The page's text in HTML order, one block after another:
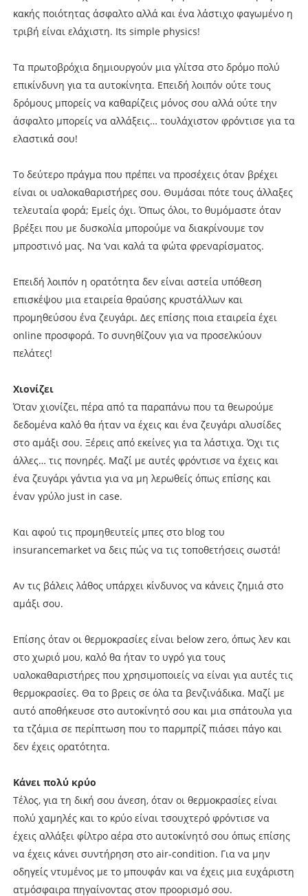
κακής ποιότητας άσφαλτο αλλά και ένα λάστιχο φαγωμένο η
τριβή είναι ελάχιστη. Its simple physics!
Τα πρωτοβρόχια δημιουργούν μια γλίτσα στο δρόμο πολύ
επικίνδυνη για τα αυτοκίνητα. Επειδή λοιπόν ούτε τους
δρόμους μπορείς να καθαρίζεις μόνος σου αλλά ούτε την
άσφαλτο μπορείς να αλλάξεις… τουλάχιστον φρόντισε για τα
ελαστικά σου!
Το δεύτερο πράγμα που πρέπει να προσέχεις όταν βρέχει
είναι οι υαλοκαθαριστήρες σου. Θυμάσαι πότε τους άλλαξες
τελευταία φορά; Εμείς όχι. Όπως όλοι, το θυμόμαστε όταν
βρέξει που με δυσκολία μπορούμε να διακρίνουμε τον
μπροστινό μας. Να ‘ναι καλά τα φώτα φρεναρίσματος.
Επειδή λοιπόν η ορατότητα δεν είναι αστεία υπόθεση
επισκέψου μια εταιρεία θραύσης κρυστάλλων και
προμηθεύσου ένα ζευγάρι. Δες επίσης ποια εταιρεία έχει
online προσφορά. Το συνηθίζουν για να προσελκύουν
πελάτες!
Χιονίζει
Όταν χιονίζει, πέρα από τα παραπάνω που τα θεωρούμε
δεδομένα καλό θα ήταν να έχεις και ένα ζευγάρι αλυσίδες
στο αμάξι σου. Ξέρεις από εκείνες για τα λάστιχα. Όχι τις
άλλες… τις πονηρές. Μαζί με αυτές φρόντισε να έχεις και
ένα ζευγάρι γάντια για να μη λερωθείς όπως επίσης και
έναν γρύλο just in case.
Και αφού τις προμηθευτείς μπες στο blog του
insurancemarket να δεις πώς να τις τοποθετήσεις σωστά!
Αν τις βάλεις λάθος υπάρχει κίνδυνος να κάνεις ζημιά στο
αμάξι σου.
Επίσης όταν οι θερμοκρασίες είναι below zero, όπως λεν και
στο χωριό μου, καλό θα ήταν το υγρό για τους
υαλοκαθαριστήρες που χρησιμοποιείς να είναι για αυτές τις
θερμοκρασίες. Θα το βρεις σε όλα τα βενζινάδικα. Μαζί με
αυτό αποθήκευσε στο αυτοκίνητό σου και μια σπάτουλα για
τα τζάμια σε περίπτωση που το παρμπρίζ πιάσει πάγο και
δεν έχεις ορατότητα.
Κάνει πολύ κρύο
Τέλος, για τη δική σου άνεση, όταν οι θερμοκρασίες είναι
πολύ χαμηλές και το κρύο είναι τσουχτερό φρόντισε να
έχεις αλλάξει φίλτρο αέρα στο αυτοκίνητό σου όπως επίσης
να έχεις κάνει συντήρηση στο air-condition. Για να μην
οδηγείς ντυμένος με το μπουφάν και να έχεις μια ευχάριστη
ατμόσφαιρα πηγαίνοντας στον προορισμό σου.